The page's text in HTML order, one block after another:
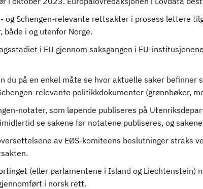
Schengen-relevante rettsakter i prosess lettere
i og utenfor Norge.
i EU gjennom saksgangen i EU-
du på en enkel måte se hvor aktuelle saker
relevante politikkdokumenter (grønnbøker,
notater, som løpende publiseres på
se sakene før notatene publiseres, og
av EØS-komiteens beslutninger straks
(eller parlamentene i Island og Liechtenstein)
i norsk rett.